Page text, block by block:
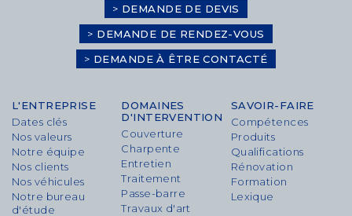
> DEMANDE DE DEVIS
> DEMANDE DE RENDEZ-VOUS
> DEMANDE À ÊTRE CONTACTÉ
L'ENTREPRISE
Dates clés
Nos valeurs
Notre équipe
Nos clients
Nos véhicules
Notre bureau
d'étude
DOMAINES
D'INTERVENTION
Couverture
Charpente
Entretien
Traitement
Passe-barre
Travaux d'art
SAVOIR-FAIRE
Compétences
Produits
Qualifications
Rénovation
Formation
Lexique